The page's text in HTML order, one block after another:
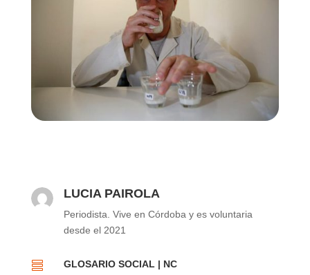
LUCIA PAIROLA
Periodista. Vive en Córdoba y es voluntaria
desde el 2021
 GLOSARIO SOCIAL | NC